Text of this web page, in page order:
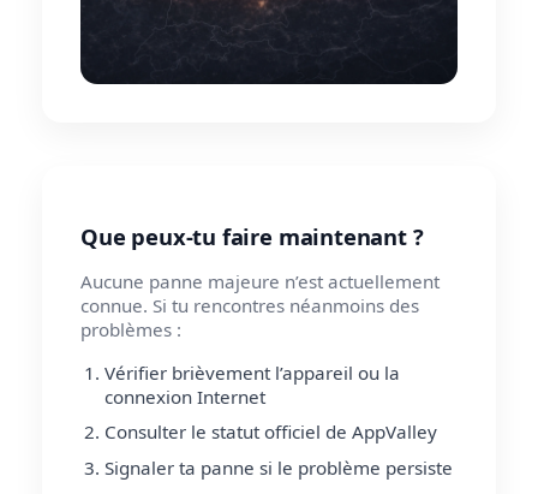
Que peux-tu faire maintenant ?
Aucune panne majeure n’est actuellement
connue. Si tu rencontres néanmoins des
problèmes :
Vérifier brièvement l’appareil ou la
connexion Internet
Consulter le statut officiel de AppValley
Signaler ta panne si le problème persiste